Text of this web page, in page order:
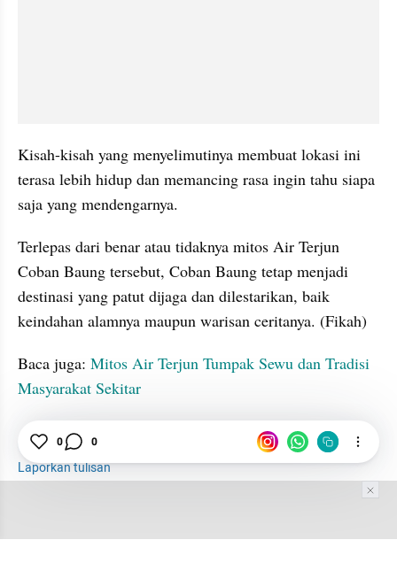
Kisah-kisah yang menyelimutinya membuat lokasi ini
terasa lebih hidup dan memancing rasa ingin tahu siapa
saja yang mendengarnya.
Terlepas dari benar atau tidaknya mitos Air Terjun
Coban Baung tersebut, Coban Baung tetap menjadi
destinasi yang patut dijaga dan dilestarikan, baik
keindahan alamnya maupun warisan ceritanya. (Fikah)
Baca juga: Mitos Air Terjun Tumpak Sewu dan Tradisi
Masyarakat Sekitar
Mitos Air Terjun
Laporkan tulisan
0 0